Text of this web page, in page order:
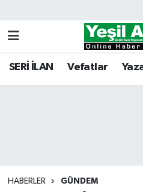
SERİ İLAN Vefatlar
HABERLER GÜNDEM
Kahramanmaraş